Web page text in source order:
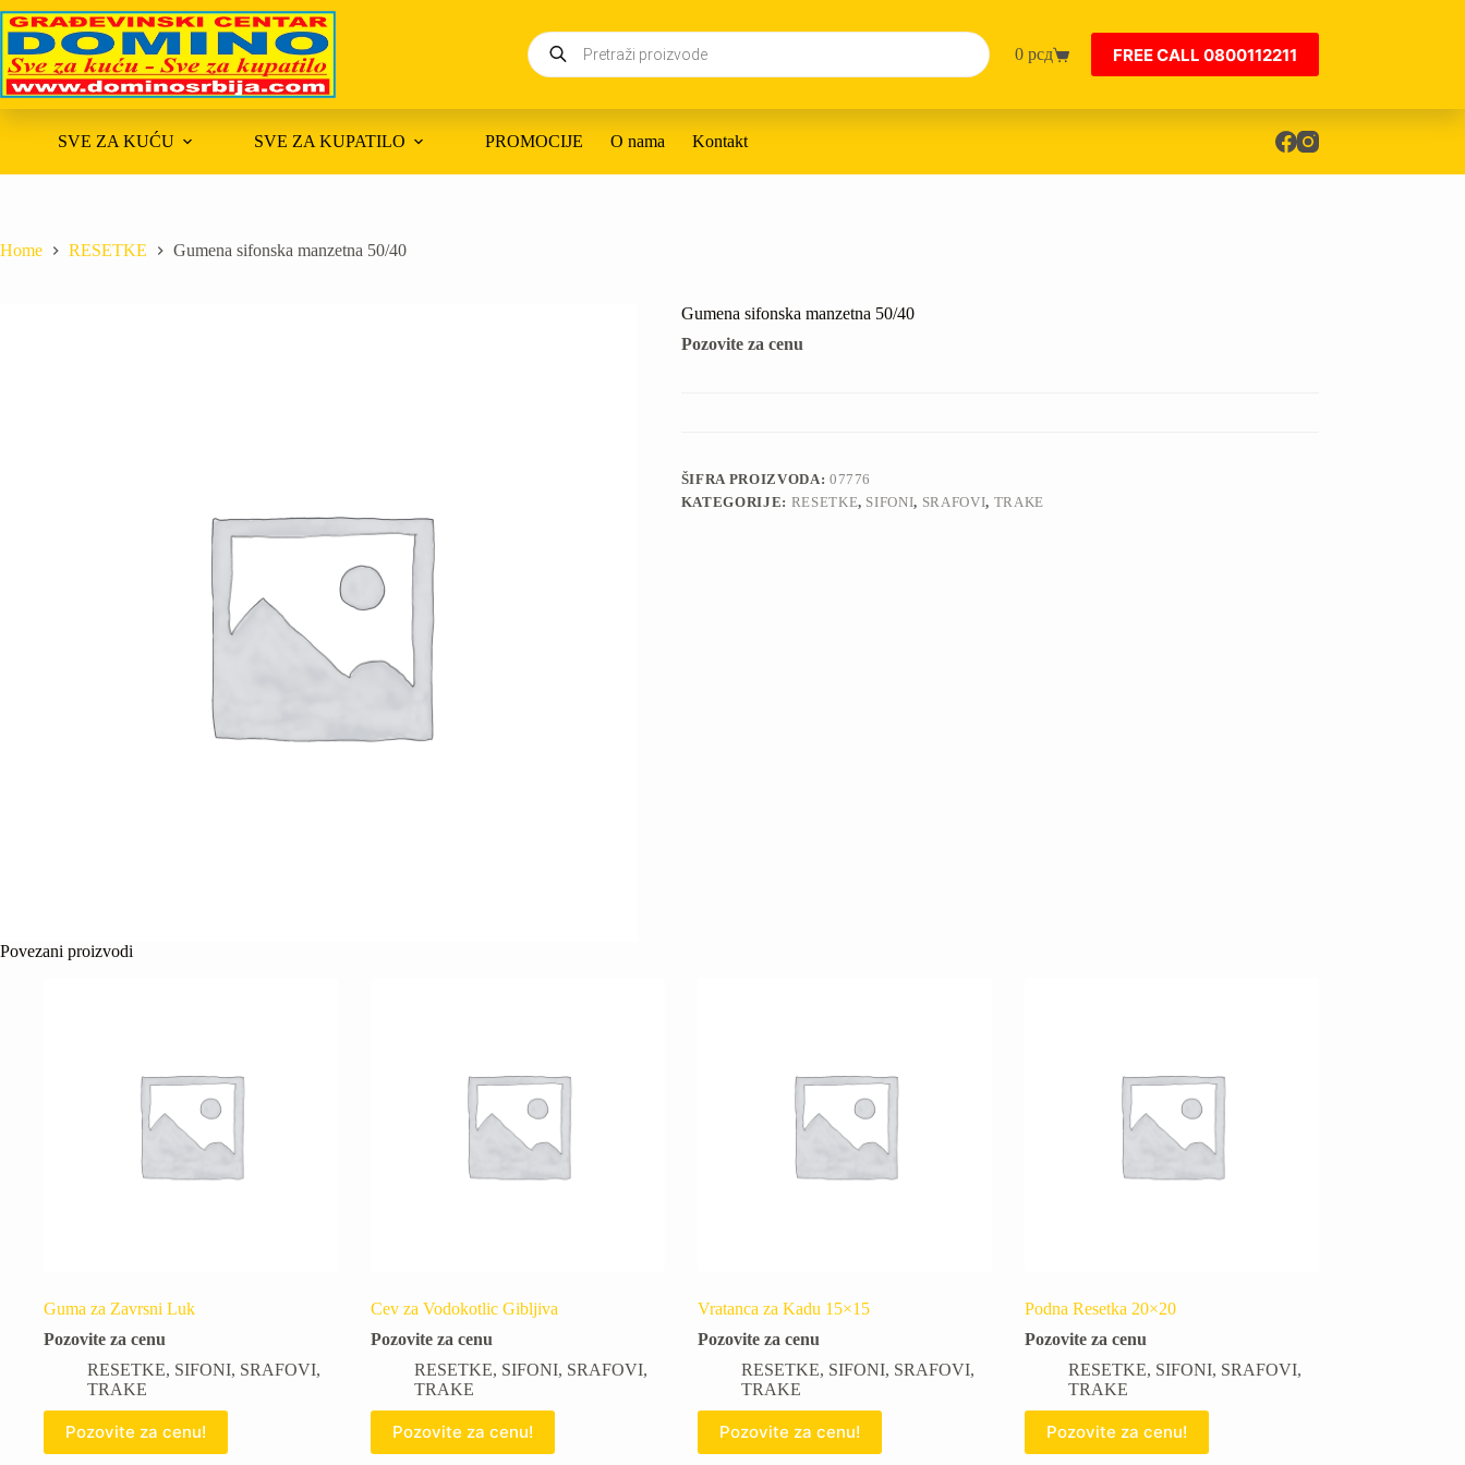
Skip
to
content
Products
search
Shopping
0 рсд FREE CALL 0800112211
SVE ZA KUĆU SVE ZA KUPATILO PROMOCIJE O nama Kontakt
Home RESETKE Gumena sifonska manzetna 50/40
Gumena sifonska manzetna 50/40
Pozovite za cenu
ŠIFRA PROIZVODA: 07776
KATEGORIJE: RESETKE, SIFONI, SRAFOVI, TRAKE
Povezani proizvodi
Guma za Zavrsni Luk
Pozovite za cenu
RESETKE, SIFONI, SRAFOVI,
TRAKE
Pozovite za cenu!
Cev za Vodokotlic Gibljiva
Pozovite za cenu
RESETKE, SIFONI, SRAFOVI,
TRAKE
Pozovite za cenu!
Vratanca za Kadu 15×15
Pozovite za cenu
RESETKE, SIFONI, SRAFOVI,
TRAKE
Pozovite za cenu!
Podna Resetka 20×20
Pozovite za cenu
RESETKE, SIFONI, SRAFOVI,
TRAKE
Pozovite za cenu!